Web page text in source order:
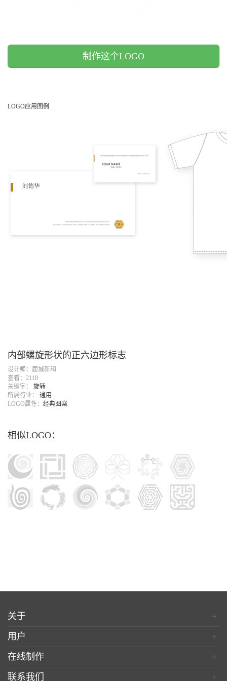
制作这个LOGO
LOGO应用图例
内部螺旋形状的正六边形标志
设计师：鹿城新和
查看：2118
关键字： 旋转
所属行业： 通用
LOGO属性： 经典图案
相似LOGO：
关于
+
用户
+
在线制作
+
联系我们
+